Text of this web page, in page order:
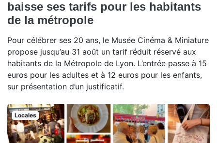
baisse ses tarifs pour les habitants
de la métropole
Pour célébrer ses 20 ans, le Musée Cinéma & Miniature
propose jusqu’au 31 août un tarif réduit réservé aux
habitants de la Métropole de Lyon. L’entrée passe à 15
euros pour les adultes et à 12 euros pour les enfants,
sur présentation d’un justificatif.
Locales